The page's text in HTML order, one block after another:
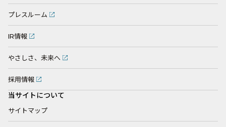
プレスルーム
IR情報
やさしさ、未来へ
採用情報
当サイトについて
サイトマップ